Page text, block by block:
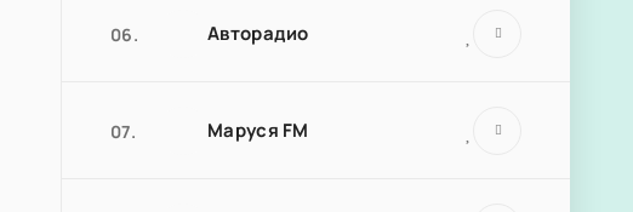
06. Авторадио
07. Маруся FM